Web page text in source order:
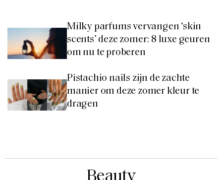
Milky parfums vervangen ‘skin
scents’ deze zomer: 8 luxe geuren
om nu te proberen
Pistachio nails zijn de zachte
manier om deze zomer kleur te
dragen